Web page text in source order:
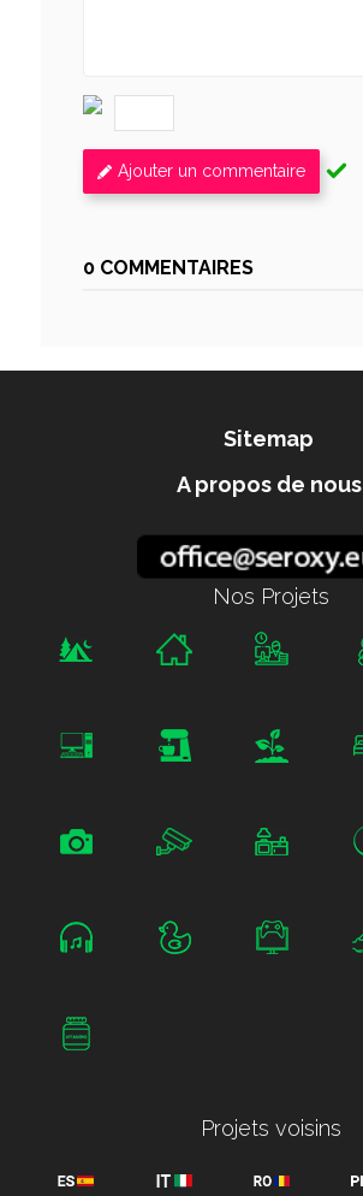
Ajouter un commentaire
0 COMMENTAIRES
Sitemap
A propos de nous
Nos Projets
Projets voisins